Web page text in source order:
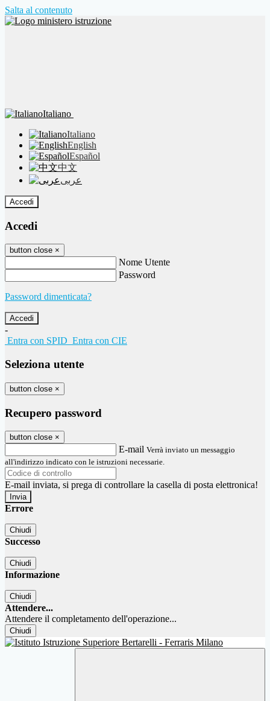
Salta al contenuto
Italiano
Italiano
English
Español
中文
عربى
Accedi
Accedi
button close ×
Nome Utente
Password
Password dimenticata?
-
Entra con SPID Entra con CIE
Seleziona utente
button close ×
Recupero password
button close ×
E-mail Verrà inviato un messaggio
all'indirizzo indicato con le istruzioni necessarie.
E-mail inviata, si prega di controllare la casella di posta elettronica!
Errore
Chiudi
Successo
Chiudi
Informazione
Chiudi
Attendere...
Attendere il completamento dell'operazione...
Chiudi